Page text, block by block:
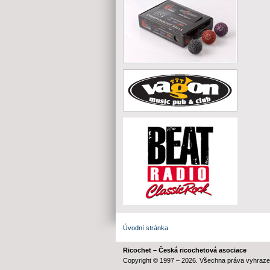
Úvodní stránka
Ricochet – Česká ricochetová asociace
Copyright © 1997 – 2026. Všechna práva